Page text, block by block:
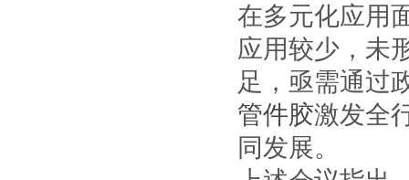
在多元化应用
应用较少，未
足，亟需通过
管件胶激发全
同发展。